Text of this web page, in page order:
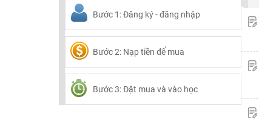
Bước 1: Đăng ký - đăng nhập
Bước 2: Nạp tiền để mua
Bước 3: Đặt mua và vào học